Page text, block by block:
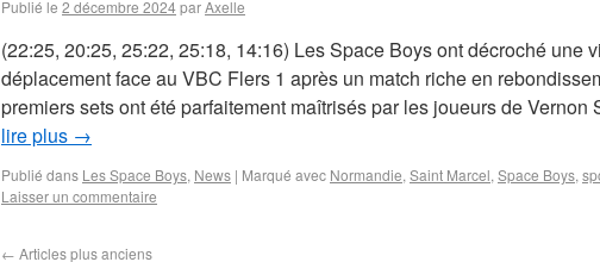
Publié le 2 décembre 2024parAxelle
(22:25, 20:25, 25:22, 25:18, 14:16) Les Space Boys ont décroché une
déplacement face au VBC Flers 1 après un match riche en
premiers sets ont été parfaitement maîtrisés par les joueurs de
lire plus →
Publié dans Les Space Boys, News | Marqué avec Normandie, Saint Marcel, Space Boys,
Laisser un commentaire
← Articles plus anciens